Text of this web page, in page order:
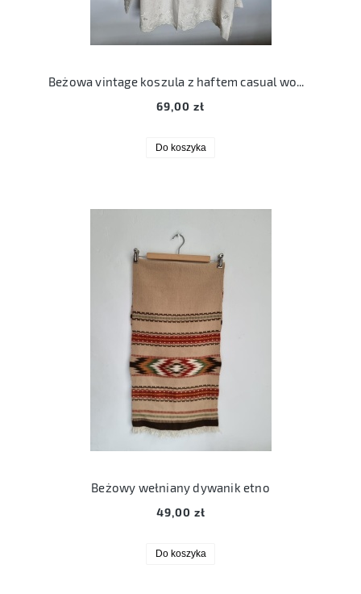
Beżowa vintage koszula z haftem casual woman 3XL
69,00 zł
Do koszyka
Beżowy wełniany dywanik etno
49,00 zł
Do koszyka